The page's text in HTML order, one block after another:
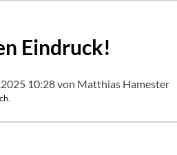
Eindruck!
10:28 von Matthias Hamester